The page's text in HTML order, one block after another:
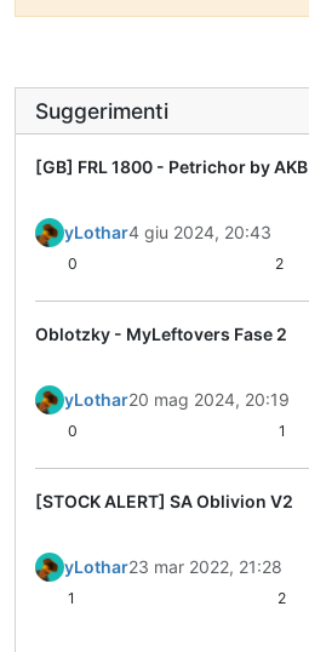
Suggerimenti
[GB] FRL 1800 - Petrichor by AKB
yLothar4 giu 2024, 20:43
0 2
Oblotzky - MyLeftovers Fase 2
yLothar20 mag 2024, 20:19
0 1
[STOCK ALERT] SA Oblivion V2
yLothar23 mar 2022, 21:28
1 2